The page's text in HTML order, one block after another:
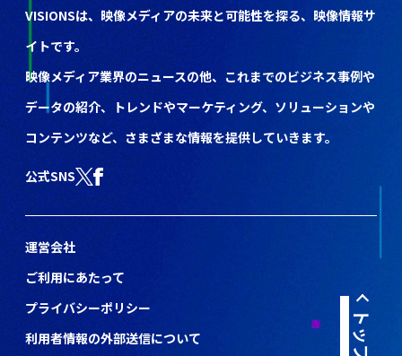
VISIONSは、映像メディアの未来と可能性を探る、映像情報サ
イトです。
映像メディア業界のニュースの他、これまでのビジネス事例や
データの紹介、トレンドやマーケティング、ソリューションや
コンテンツなど、さまざまな情報を提供していきます。
公式SNS
運営会社
ご利用にあたって
プライバシーポリシー
利用者情報の外部送信について